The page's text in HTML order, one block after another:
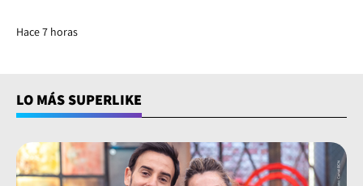
Hace 7 horas
LO MÁS SUPERLIKE